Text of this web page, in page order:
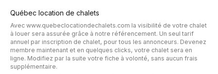
Québec location de chalets
Avec www.quebeclocationdechalets.com la visibilité de votre chalet
à louer sera assurée grâce à notre référencement. Un seul tarif
annuel par inscription de chalet, pour tous les annonceurs. Devenez
membre maintenant et en quelques clicks, votre chalet sera en
ligne. Modifiez par la suite votre fiche à volonté, sans aucun frais
supplémentaire.